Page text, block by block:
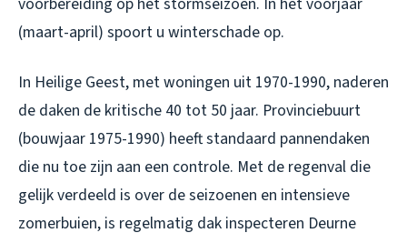
(maart-april) spoort u winterschade op.
In Heilige Geest, met woningen uit 1970-1990, naderen
de daken de kritische 40 tot 50 jaar. Provinciebuurt
(bouwjaar 1975-1990) heeft standaard pannendaken
die nu toe zijn aan een controle. Met de regenval die
gelijk verdeeld is over de seizoenen en intensieve
zomerbuien, is regelmatig dak inspecteren Deurne